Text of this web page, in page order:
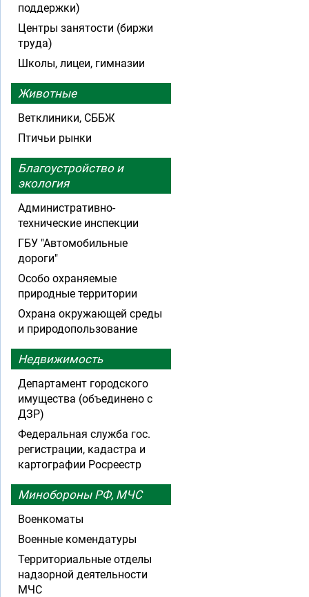
поддержки)
Центры занятости (биржи
труда)
Школы, лицеи, гимназии
Животные
Ветклиники, СББЖ
Птичьи рынки
Благоустройство и
экология
Административно-
технические инспекции
ГБУ "Автомобильные
дороги"
Особо охраняемые
природные территории
Охрана окружающей среды
и природопользование
Недвижимость
Департамент городского
имущества (объединено с
ДЗР)
Федеральная служба гос.
регистрации, кадастра и
картографии Росреестр
Минобороны РФ, МЧС
Военкоматы
Военные комендатуры
Территориальные отделы
надзорной деятельности
МЧС